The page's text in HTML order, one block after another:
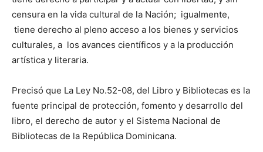
censura en la vida cultural de la Nación; igualmente,
tiene derecho al pleno acceso a los bienes y servicios
culturales, a los avances científicos y a la producción
artística y literaria.
Precisó que La Ley No.52-08, del Libro y Bibliotecas es la
fuente principal de protección, fomento y desarrollo del
libro, el derecho de autor y el Sistema Nacional de
Bibliotecas de la República Dominicana.